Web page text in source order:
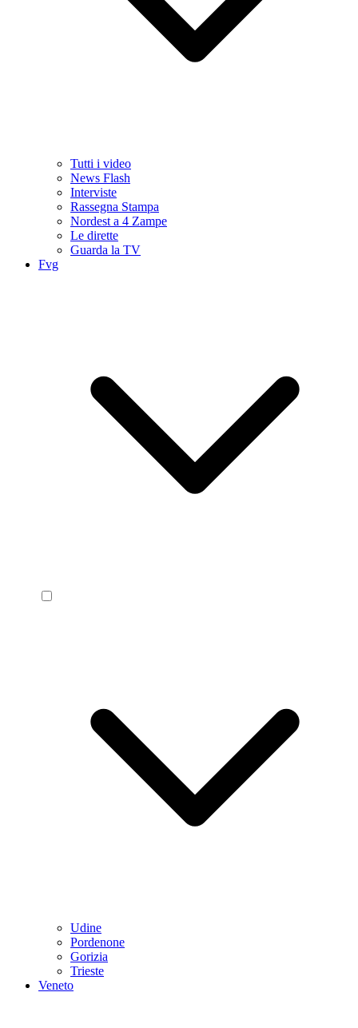
Tutti i video
News Flash
Interviste
Rassegna Stampa
Nordest a 4 Zampe
Le dirette
Guarda la TV
Fvg
Udine
Pordenone
Gorizia
Trieste
Veneto